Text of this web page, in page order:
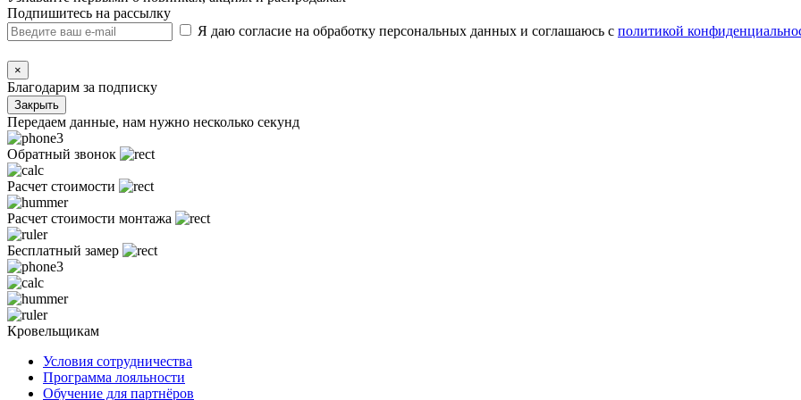
Подпишитесь на рассылку
Я даю согласие на обработку персональных данных и соглашаюсь с политикой
×
Благодарим за подписку
Закрыть
Передаем данные, нам нужно несколько секунд
Обратный звонок
Расчет стоимости
Расчет стоимости монтажа
Бесплатный замер
Кровельщикам
Условия сотрудничества
Программа лояльности
Обучение для партнёров